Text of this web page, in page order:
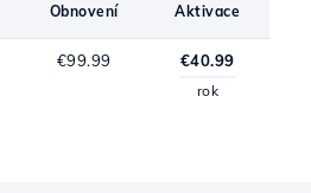
Obnovení Aktivace
€99.99 €40.99
rok